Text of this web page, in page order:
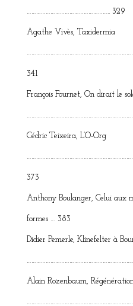
…………………………………………….. 329
Agathe Vivès, Taxidermia
341
François Fournet, On dirait le
Cédric Teixeira, L’O-Org
373
Anthony Boulanger, Celui aux
formes … 383
Didier Pemerle, Klinefelter à
Alain Rozenbaum,